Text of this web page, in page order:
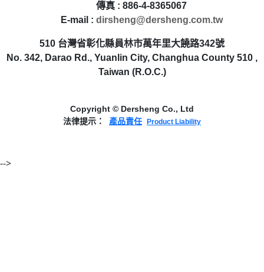
傳真 : 886-4-8365067
E-mail : dirsheng@dersheng.com.tw
510 台灣省彰化縣員林市萬年里大饒路342號
No. 342, Darao Rd., Yuanlin City, Changhua County 510 ,
Taiwan (R.O.C.)
Copyright © Dersheng Co., Ltd
法律提示：
產品責任 Product Liability
-->